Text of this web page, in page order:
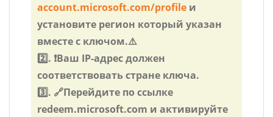
account.microsoft.com/profile и
установите регион который указан
вместе с ключом.⚠️
2️⃣. ❗Ваш IP-адрес должен
соответствовать стране ключа.
3️⃣. 🔗Перейдите по ссылке
redeem.microsoft.com и активируйте